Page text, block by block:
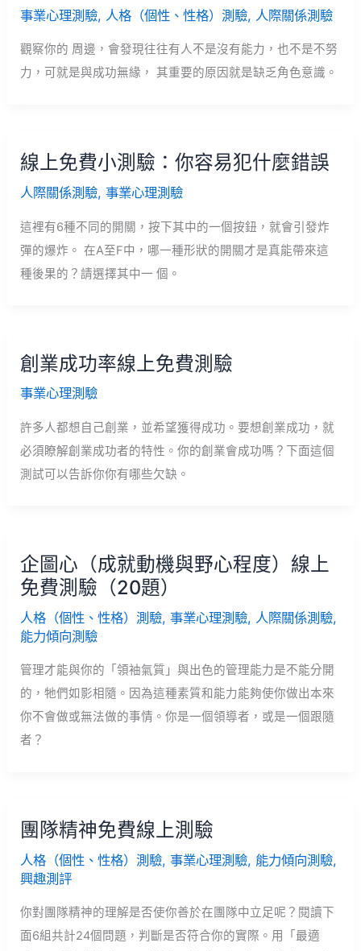
事業心理測驗, 人格（個性、性格）測驗, 人際關係測驗
觀察你的 周邊，會發現往往有人不是沒有能力，也不是不努
力，可就是與成功無緣， 其重要的原因就是缺乏角色意識。
線上免費小測驗：你容易犯什麼錯誤
人際關係測驗,事業心理測驗
這裡有6種不同的開關，按下其中的一個按鈕，就會引發炸
彈的爆炸。 在A至F中，哪一種形狀的開關才是真能帶來這
種後果的？請選擇其中一 個。
創業成功率線上免費測驗
事業心理測驗
許多人都想自己創業，並希望獲得成功。要想創業成功，就
必須瞭解創業成功者的特性。你的創業會成功嗎？下面這個
測試可以告訴你你有哪些欠缺。
企圖心（成就動機與野心程度）線上
免費測驗（20題）
人格（個性、性格）測驗,事業心理測驗, 人際關係測驗,
能力傾向測驗
管理才能與你的「領袖氣質」與出色的管理能力是不能分開
的，牠們如影相隨。因為這種素質和能力能夠使你做出本來
你不會做或無法做的事情。你是一個領導者，或是一個跟隨
者？
團隊精神免費線上測驗
人格（個性、性格）測驗,事業心理測驗, 能力傾向測驗,
興趣測評
你對團隊精神的理解是否使你善於在團隊中立足呢？閱讀下
面6組共計24個問題，判斷是否符合你的實際。用「最適